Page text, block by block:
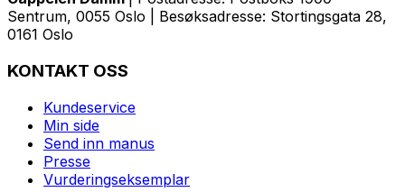
Sentrum, 0055 Oslo | Besøksadresse: Stortingsgata 28,
0161 Oslo
KONTAKT OSS
Kundeservice
Min side
Send inn manus
Presse
Vurderingseksemplar